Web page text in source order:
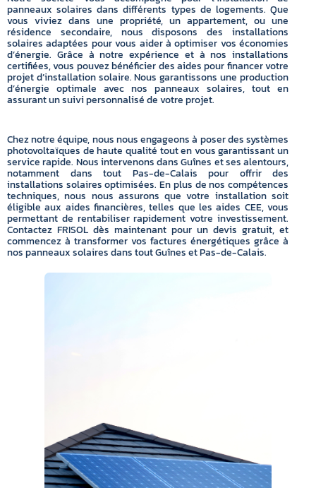
panneaux solaires dans différents types de logements. Que
vous viviez dans une propriété, un appartement, ou une
résidence secondaire, nous disposons des installations
solaires adaptées pour vous aider à optimiser vos économies
d’énergie. Grâce à notre expérience et à nos installations
certifiées, vous pouvez bénéficier des aides pour financer votre
projet d’installation solaire. Nous garantissons une production
d’énergie optimale avec nos panneaux solaires, tout en
assurant un suivi personnalisé de votre projet.
Chez notre équipe, nous nous engageons à poser des systèmes
photovoltaïques de haute qualité tout en vous garantissant un
service rapide. Nous intervenons dans Guînes et ses alentours,
notamment dans tout Pas-de-Calais pour offrir des
installations solaires optimisées. En plus de nos compétences
techniques, nous nous assurons que votre installation soit
éligible aux aides financières, telles que les aides CEE, vous
permettant de rentabiliser rapidement votre investissement.
Contactez FRISOL dès maintenant pour un devis gratuit, et
commencez à transformer vos factures énergétiques grâce à
nos panneaux solaires dans tout Guînes et Pas-de-Calais.